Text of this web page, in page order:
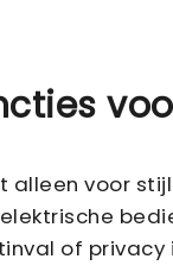
alleen voor
of